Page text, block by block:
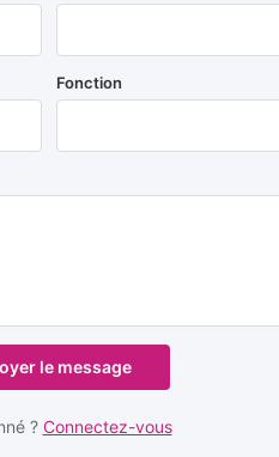
Fonction
le message
? Connectez-vous